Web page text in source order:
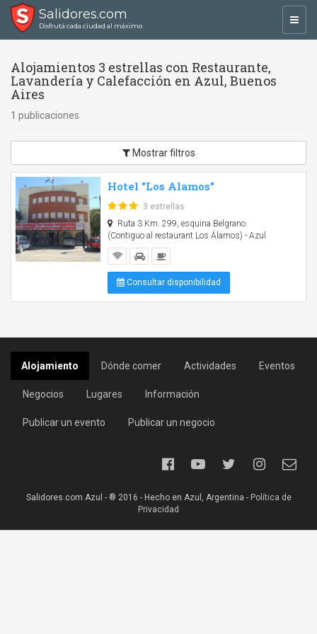
Salidores.com
Disfrutá cada ciudad al máximo
Alojamientos 3 estrellas con Restaurante,
Lavandería y Calefacción en Azul, Buenos
Aires
1 publicaciones
Mostrar filtros
Hotel "Los Alamos"
3 estrellas
Ruta 3 Km. 299, esquina Belgrano.
(Contiguo al restaurant Los Álamos) - Azul
Consultar disponibilidad
Alojamiento Dónde comer Actividades Eventos
Negocios Lugares Información
Publicar un evento Publicar un negocio
Salidores.com Azul - ® 2016 - Hecho en Azul, Argentina - Política de
Privacidad